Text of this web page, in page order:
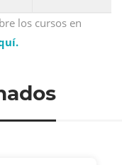
los cursos en